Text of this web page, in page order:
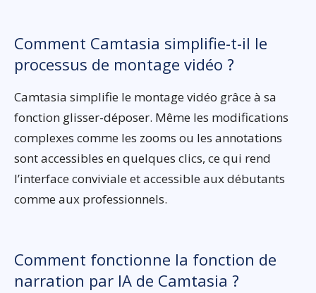
Comment Camtasia simplifie-t-il le
processus de montage vidéo ?
Camtasia simplifie le montage vidéo grâce à sa
fonction glisser-déposer. Même les modifications
complexes comme les zooms ou les annotations
sont accessibles en quelques clics, ce qui rend
l’interface conviviale et accessible aux débutants
comme aux professionnels.
Comment fonctionne la fonction de
narration par IA de Camtasia ?